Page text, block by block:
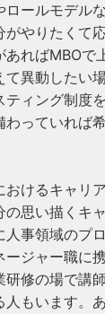
ールモデル
やりたくて
あればMBOで
て異動したい
ィング制度
っていれば
けるキャリ
思い描くキ
事領域のプ
ージャー職に
修の場で講
人もいます。